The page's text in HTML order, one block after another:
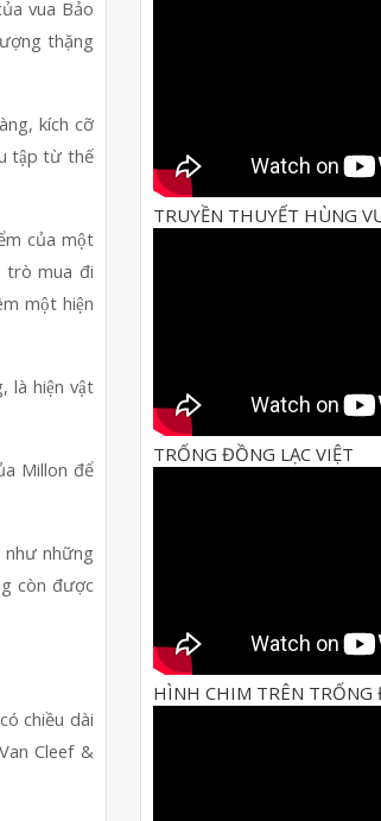
vua Bảo
thặng
kích cỡ
tập từ thế
của một
trò mua đi
một hiện
là hiện vật
Millon để
như những
còn được
chiều dài
Cleef &
TRUYỀN THUYẾT HÙNG
TRỐNG ĐỒNG LẠC VIỆT
HÌNH CHIM TRÊN TRỐNG